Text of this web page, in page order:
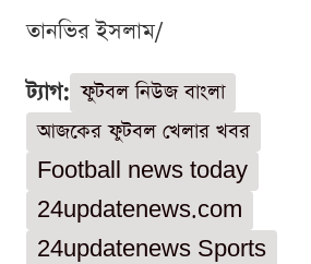
তানভির ইসলাম/
ট্যাগ: ফুটবল নিউজ বাংলা
আজকের ফুটবল খেলার খবর
Football news today
24updatenews.com
24updatenews Sports